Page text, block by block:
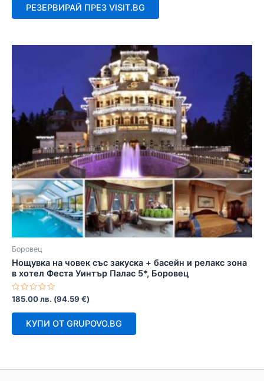
РЕЗЕРВИРАЙ ПРЕЗ VISIT.BG
Боровец
Нощувка на човек със закуска + басейн и релакс зона
в хотел Феста Уинтър Палас 5*, Боровец
Оценено
с
0
185.00лв. (94.59 €)
КУПИ ОТ GRUPOVO.BG